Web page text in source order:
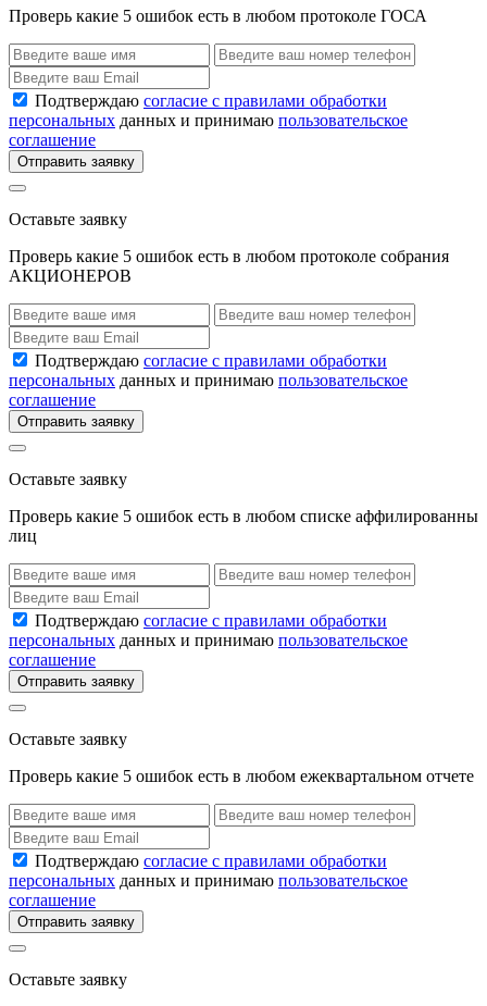
Проверь какие 5 ошибок есть в любом протоколе ГОСА
Подтверждаю согласие с правилами обработки
персональных данных и принимаю пользовательское
соглашение
Отправить заявку
Оставьте заявку
Проверь какие 5 ошибок есть в любом протоколе собрания
АКЦИОНЕРОВ
Подтверждаю согласие с правилами обработки
персональных данных и принимаю пользовательское
соглашение
Отправить заявку
Оставьте заявку
Проверь какие 5 ошибок есть в любом списке аффилированны
лиц
Подтверждаю согласие с правилами обработки
персональных данных и принимаю пользовательское
соглашение
Отправить заявку
Оставьте заявку
Проверь какие 5 ошибок есть в любом ежеквартальном отчете
Подтверждаю согласие с правилами обработки
персональных данных и принимаю пользовательское
соглашение
Отправить заявку
Оставьте заявку